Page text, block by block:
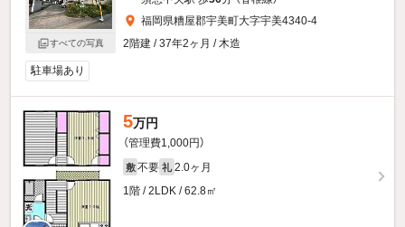
すべての写真
福岡県糟屋郡宇美町大字宇美4340-4
2階建 / 37年2ヶ月 / 木造
駐車場あり
5万円
（管理費1,000円）
敷 不要 礼 2.0ヶ月
1階 / 2LDK / 62.8㎡